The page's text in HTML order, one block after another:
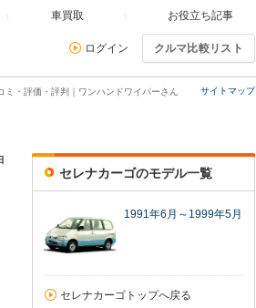
車買取 お役立ち記事
ログイン クルマ比較リスト
サイトマップ
・評価・評判｜ワンハンドワイパーさん
セレナカーゴのモデル一覧
1991年6月～1999年5月
セレナカーゴトップへ戻る